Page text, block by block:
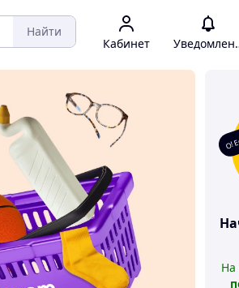
Найти
Кабинет
О!
На